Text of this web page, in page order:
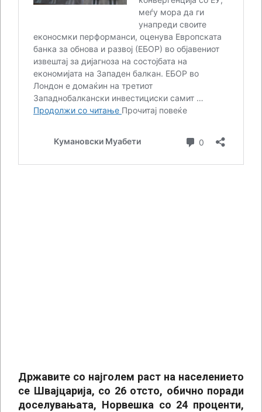
Државите со најголем раст на населението
се Швајцарија, со 26 отсто, обично поради
доселувањата, Норвешка со 24 проценти,